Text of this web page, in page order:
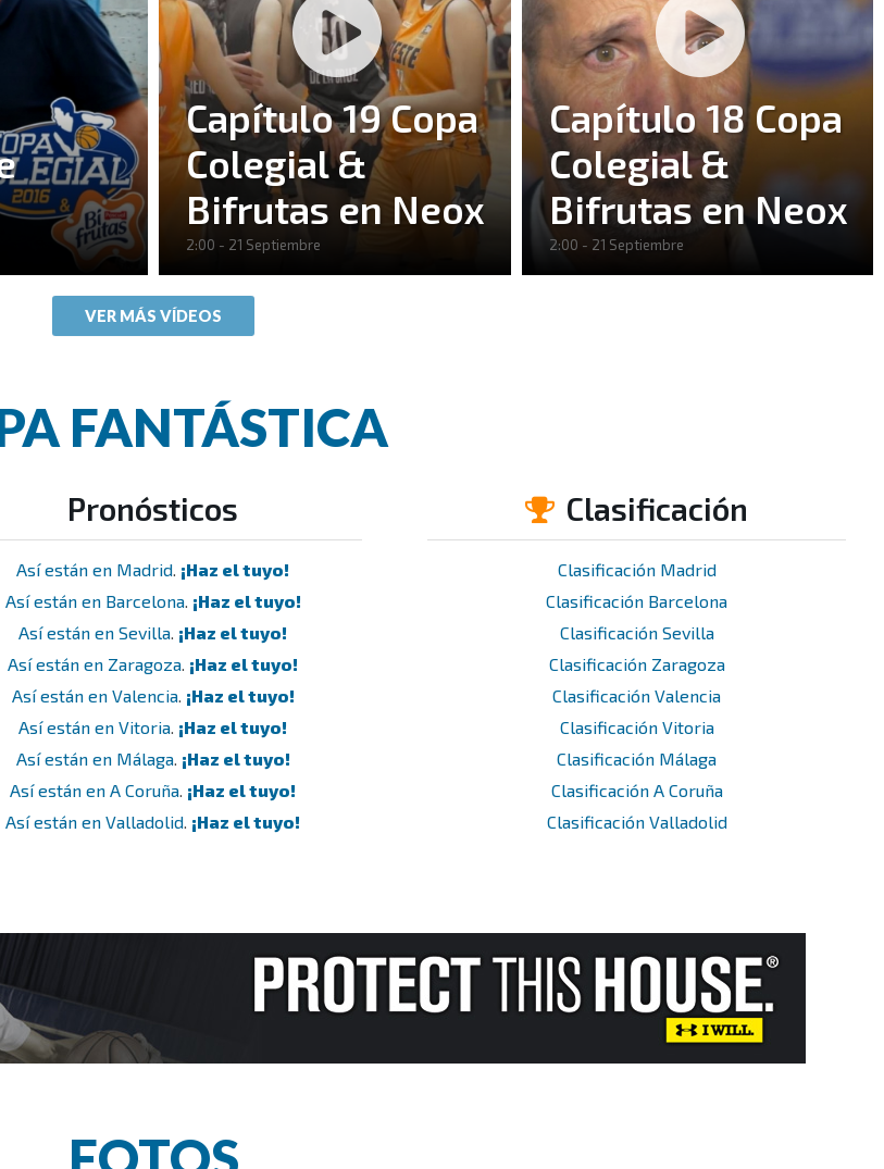
Capítulo 19 Copa
Colegial &
Bifrutas en Neox
2:00 - 21 Septiembre
Capítulo 18 Copa
Colegial &
Bifrutas en Neox
2:00 - 21 Septiembre
VER MÁS VÍDEOS
FANTÁSTICA
Pronósticos
Así están en Madrid. ¡Haz el tuyo!
Así están en Barcelona. ¡Haz el tuyo!
Así están en Sevilla. ¡Haz el tuyo!
Así están en Zaragoza. ¡Haz el tuyo!
Así están en Valencia. ¡Haz el tuyo!
Así están en Vitoria. ¡Haz el tuyo!
Así están en Málaga. ¡Haz el tuyo!
Así están en A Coruña. ¡Haz el tuyo!
Así están en Valladolid. ¡Haz el tuyo!
Clasificación
Clasificación Madrid
Clasificación Barcelona
Clasificación Sevilla
Clasificación Zaragoza
Clasificación Valencia
Clasificación Vitoria
Clasificación Málaga
Clasificación A Coruña
Clasificación Valladolid